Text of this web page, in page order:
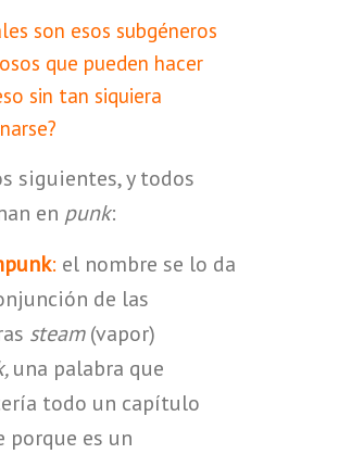
son esos subgéneros
que pueden hacer
sin tan siquiera
siguientes, y todos
en punk:
: el nombre se lo da
de las
steam(vapor)
una palabra que
todo un capítulo
porque es un